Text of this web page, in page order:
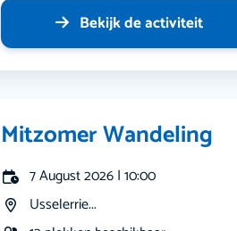
Bekijk de activiteit
Mitzomer Wandeling
7 August 2026 | 10:00
Usselerrie...